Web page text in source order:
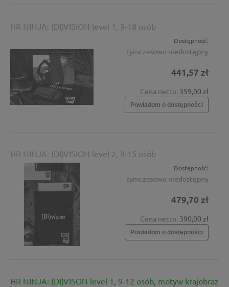
HR NINJA: (DI)VISION level 1, 9-18 osób
Dostępność:
tymczasowo niedostępny
441,57 zł
Cena netto: 359,00 zł
Powiadom o dostępności
HR NINJA: (DI)VISION level 2, 9-15 osób
Dostępność:
tymczasowo niedostępny
479,70 zł
Cena netto: 390,00 zł
Powiadom o dostępności
HR NINJA: (DI)VISON level 1, 9-12 osób, motyw krajobraz